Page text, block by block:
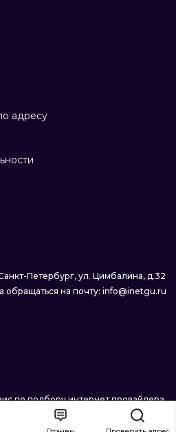
адресу
Петербург, ул. Цимбалина, д.32
обращаться на почту: info@inetgu.ru
по подбору интернет провайдера